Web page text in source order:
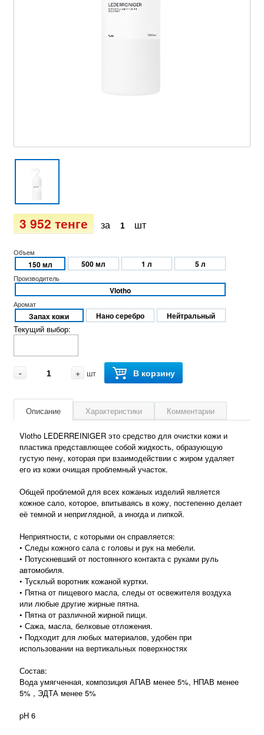
3 952 тенге за шт
Объем
150 мл 500 мл 1 л 5 л
Производитель
Vlotho
Аромат
Запах кожи Нано серебро Нейтральный
Текущий выбор:
- + шт В корзину
Описание Характеристики Комментарии
Vlotho LEDERREINIGER это средство для очистки кожи и
пластика представлющее собой жидкость, образующую
густую пену, которая при взаимодействии с жиром удаляет
его из кожи очищая проблемный участок.
Общей проблемой для всех кожаных изделий является
кожное сало, которое, впитываясь в кожу, постепенно делает
её темной и неприглядной, а иногда и липкой.
Неприятности, с которыми он справляется:
• Следы кожного сала с головы и рук на мебели.
• Потускневший от постоянного контакта с руками руль
автомобиля.
• Тусклый воротник кожаной куртки.
• Пятна от пищевого масла, следы от освежителя воздуха
или любые другие жирные пятна.
• Пятна от различной жирной пищи.
• Сажа, масла, белковые отложения.
• Подходит для любых материалов, удобен при
использовании на вертикальных поверхностях
Состав:
Вода умягченная, композиция АПАВ менее 5%, НПАВ менее
5% , ЭДТА менее 5%
pH 6